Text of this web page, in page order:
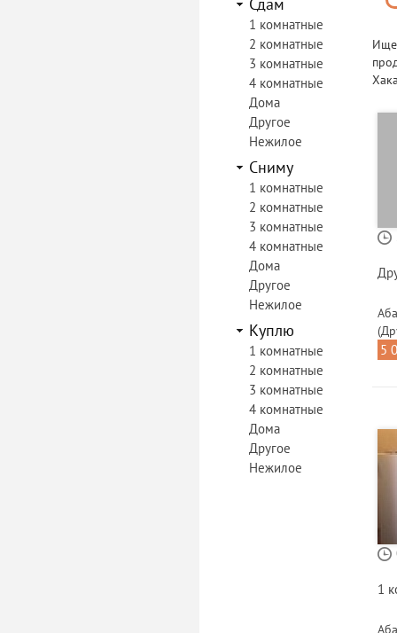
1 комнатные
2 комнатные
3 комнатные
4 комнатные
Дома
Другое
Нежилое
Сниму
1 комнатные
2 комнатные
3 комнатные
4 комнатные
Дома
Другое
Нежилое
Куплю
1 комнатные
2 комнатные
3 комнатные
4 комнатные
Дома
Другое
Нежилое
5
1